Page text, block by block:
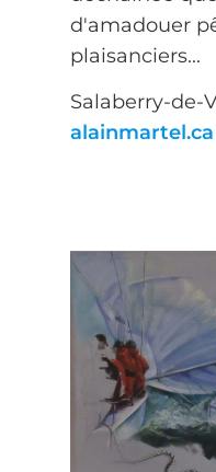
d'amadouer
plaisanciers...
Salaberry-de-
alainmartel.ca